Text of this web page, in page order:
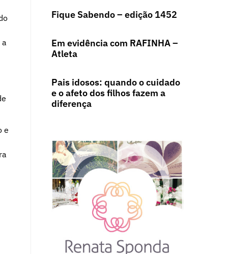
e
Fique Sabendo – edição 1452
Em evidência com RAFINHA –
Atleta
Pais idosos: quando o cuidado
e o afeto dos filhos fazem a
diferença